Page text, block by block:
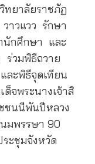
ทยาลัยราชภัฏ
าวแวว รักษา
นักศึกษา และ
ร่วมพิธีถวาย
ละพิธีจุดเทียน
จพระนางเจ้าสิ
ชนนีพันปีหลวง
มพรรษา 90
ะชุมจังหวัด